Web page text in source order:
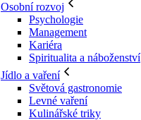
Osobní rozvoj
Psychologie
Management
Kariéra
Spiritualita a náboženství
Jídlo a vaření
Světová gastronomie
Levné vaření
Kulinářské triky